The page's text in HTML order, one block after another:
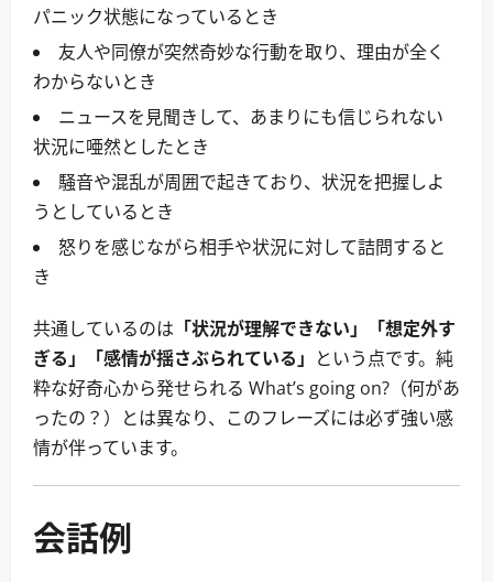
パニック状態になっているとき
友人や同僚が突然奇妙な行動を取り、理由が全く
わからないとき
ニュースを見聞きして、あまりにも信じられない
状況に唖然としたとき
騒音や混乱が周囲で起きており、状況を把握しよ
うとしているとき
怒りを感じながら相手や状況に対して詰問すると
き
共通しているのは 「状況が理解できない」「想定外す
ぎる」「感情が揺さぶられている」 という点です。純
粋な好奇心から発せられる What’s going on?（何があ
ったの？）とは異なり、このフレーズには必ず強い感
情が伴っています。
会話例